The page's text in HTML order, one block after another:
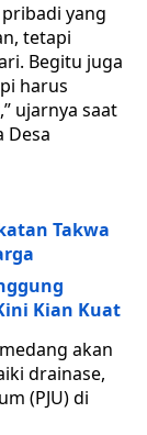
yang
tetapi
Begitu juga
harus
ujarnya saat
Desa
Takwa
Kian Kuat
akan
drainase,
(PJU) di